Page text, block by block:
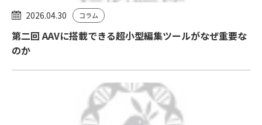
2026.04.30 コラム
第二回 AAVに搭載できる超小型編集ツールがなぜ重要な
のか